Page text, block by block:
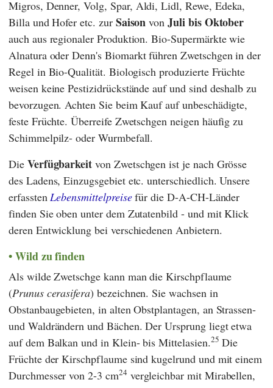
Migros, Denner,Volg, Spar, Aldi,Lidl, Rewe, Edeka,
BillaundHofer etc. zur Saison vonJulibis Oktober
auch aus regionaler Produktion. Bio-Supermärkte wie
AlnaturaoderDenn's Biomarktführen Zwetschgen in der
Regel in Bio-Qualität. Biologisch produzierte Früchte
weisen keine Pestizidrückstände auf und sind deshalb zu
bevorzugen. Achten Sie beim Kauf auf unbeschädigte,
feste Früchte. Überreife Zwetschgen neigen häufig zu
Schimmelpilz- oder Wurmbefall.
Die Verfügbarkeit von Zwetschgen ist je nach Grösse
des Ladens, Einzugsgebiet etc. unterschiedlich. Unsere
erfasstenLebensmittelpreisefür die D-A-CH-Länder
finden Sie oben unter dem Zutatenbild - und mit Klick
deren Entwicklung bei verschiedenen Anbietern.
Wild zu finden
Als wilde Zwetschge kann man die Kirschpflaume
(Prunus cerasifera) bezeichnen. Sie wachsen in
Obstanbaugebieten, in alten Obstplantagen, an Strassen-
und Waldrändern und Bächen. Der Ursprung liegt etwa
auf dem Balkan und in Klein- bis Mittelasien.25 Die
Früchte der Kirschpflaume sind kugelrund und mit einem
Durchmesser von 2-3 cm24 vergleichbar mit Mirabellen,